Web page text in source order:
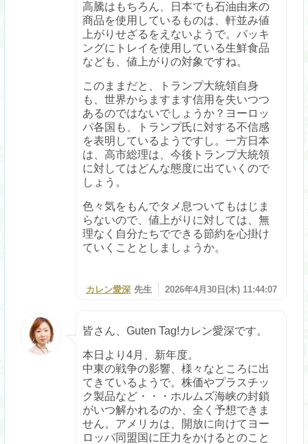
高騰はもちろん、日本でも石油由来の
商品を使用しているものは、軒並み値
上がりせざるをえないようで。パッキ
ングにトレイを使用している生鮮食品
なども、値上がりの対象ですね。
このままだと、トランプ大統領自身
も、世界からますます信用を失いつつ
あるのではないでしょうか？ヨーロッ
パ各国も、トランプ氏に対する不信感
を表明しているようですし。一方日本
は、高市総理は、今後トランプ大統領
に対してはどんな態度に出ていくので
しょう。
色々気をもんでタメ息ついてもはじま
らないので、値上がりに対しては、無
理なく自分たちでできる節約を心掛け
ていくこととしましょうか。
カレン愛深 先生 2026年4月30日(木) 11:44:07
皆さん、Guten Tag!カレン愛深です。
本日より4月、新年度。
中東の戦争の影響、様々なところに出
てきているようで。株価やプラスチッ
ク製品など・・・ホルムズ海峡の封鎖
がいつ解かれるのか、全く予想できま
せん。アメリカは、開放に向けてヨー
ロッパ同盟国に圧力をかけるとのこと